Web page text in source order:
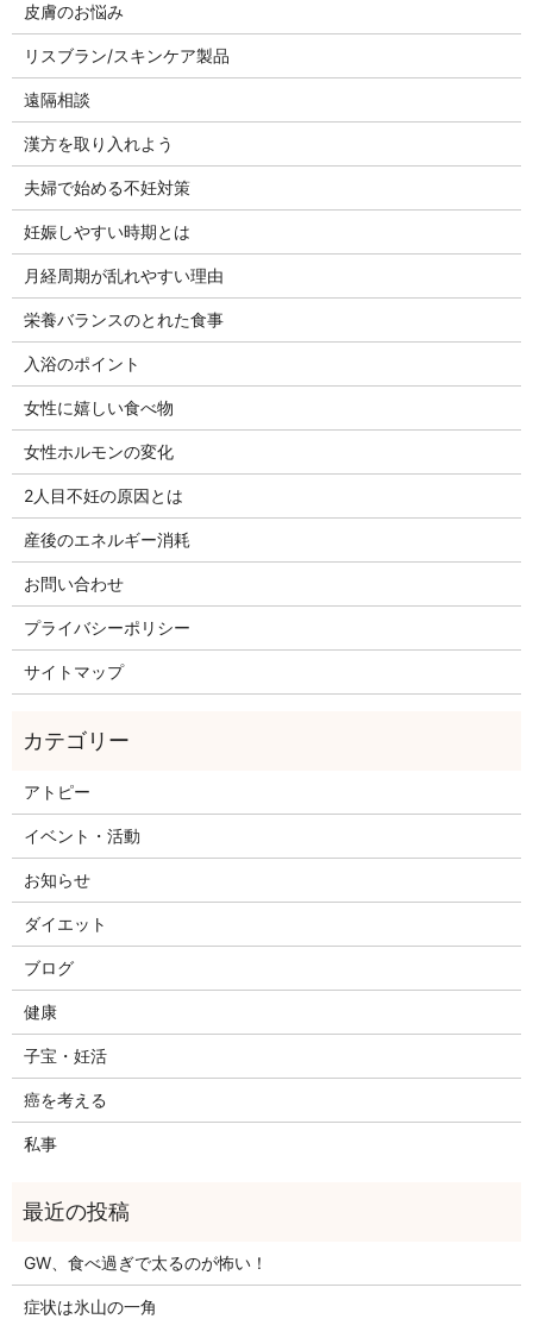
皮膚のお悩み
リスブラン/スキンケア製品
遠隔相談
漢方を取り入れよう
夫婦で始める不妊対策
妊娠しやすい時期とは
月経周期が乱れやすい理由
栄養バランスのとれた食事
入浴のポイント
女性に嬉しい食べ物
女性ホルモンの変化
2人目不妊の原因とは
産後のエネルギー消耗
お問い合わせ
プライバシーポリシー
サイトマップ
アトピー
イベント・活動
お知らせ
ダイエット
ブログ
健康
子宝・妊活
癌を考える
私事
GW、食べ過ぎで太るのが怖い！
症状は氷山の一角